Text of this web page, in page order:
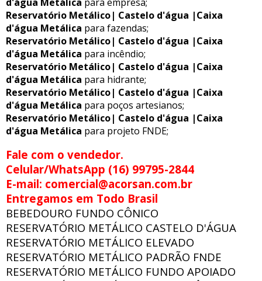
Reservatório Metálico| Castelo d'água |Caixa
d'água Metálica para fazendas;
Reservatório Metálico| Castelo d'água |Caixa
d'água Metálica para incêndio;
Reservatório Metálico| Castelo d'água |Caixa
d'água Metálica para hidrante;
Reservatório Metálico| Castelo d'água |Caixa
d'água Metálica para poços artesianos;
Reservatório Metálico| Castelo d'água |Caixa
d'água Metálica para projeto FNDE;
Fale com o vendedor.
Celular/WhatsApp (16) 99795-2844
E-mail: comercial@acorsan.com.br
Entregamos em Todo Brasil
BEBEDOURO FUNDO CÔNICO
RESERVATÓRIO METÁLICO CASTELO D'ÁGUA
RESERVATÓRIO METÁLICO ELEVADO
RESERVATÓRIO METÁLICO PADRÃO FNDE
RESERVATÓRIO METÁLICO FUNDO APOIADO